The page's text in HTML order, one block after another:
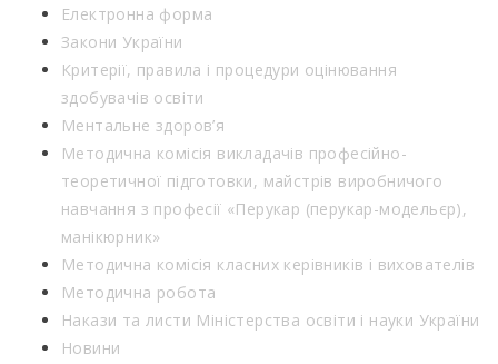
Електронна форма
Закони України
Критерії, правила і процедури оцінювання
здобувачів освіти
Ментальне здоров’я
Методична комісія викладачів професійно-
теоретичної підготовки, майстрів виробничого
навчання з професії «Перукар (перукар-модельєр),
манікюрник»
Методична комісія класних керівників і вихователів
Методична робота
Накази та листи Міністерства освіти і науки України
Новини